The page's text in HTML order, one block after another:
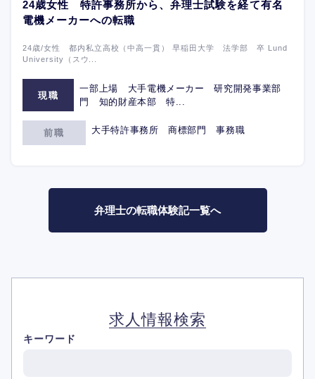
24歳女性 特許事務所から、弁理士試験を経て有名
電機メーカーへの転職
24歳/女性 都内私立高校（中高一貫） 早稲田大学 法学部 卒 Lund
University（スウ...
現職
一部上場 大手電機メーカー 研究開発事業部
門 知的財産本部 特...
前職 大手特許事務所 商標部門 事務職
弁理士の転職体験記一覧へ
求人情報検索
キーワード